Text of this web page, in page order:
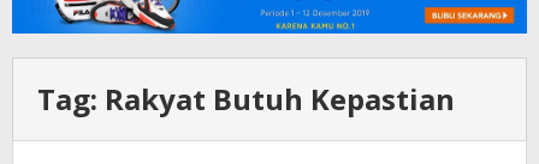
Tag: Rakyat Butuh Kepastian